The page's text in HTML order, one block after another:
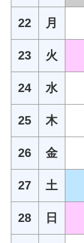
22 月
23 火
24 水
25 木
26 金
27 土
28 日